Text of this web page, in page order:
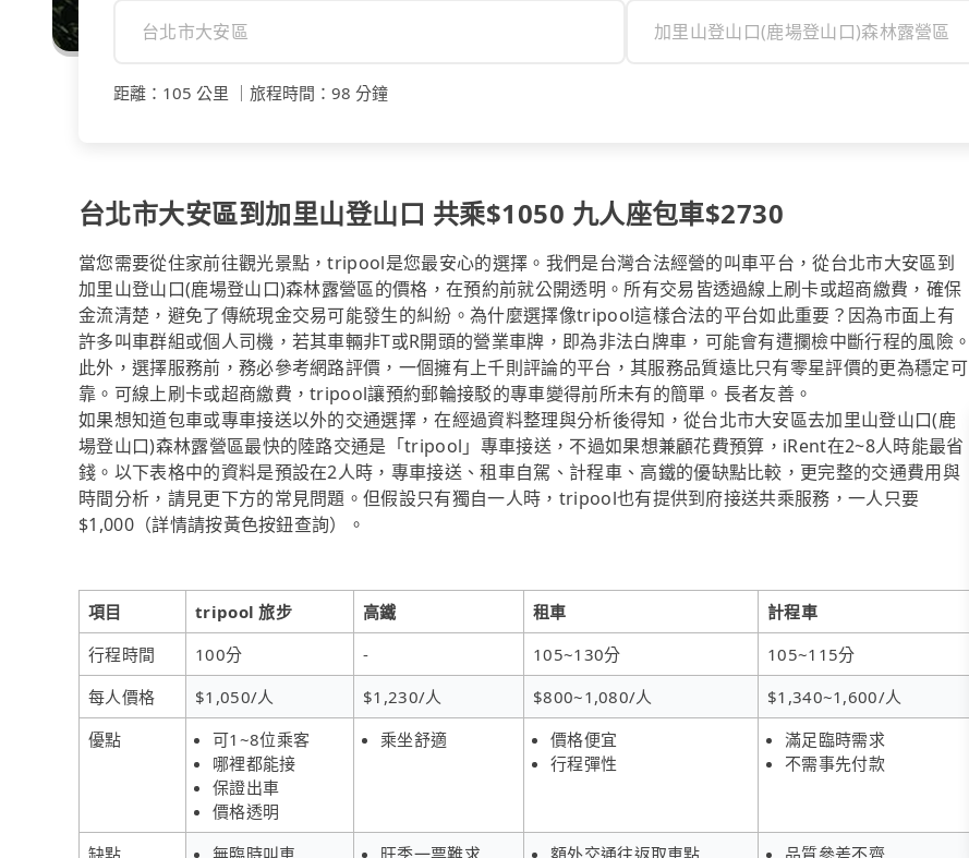
距離 ： 105 公里 旅程時間 ： 98 分鐘
台北市大安區到加里山登山口 共乘$1050 九人座包車$2730
當您需要從住家前往觀光景點，tripool是您最安心的選擇。我們是台灣合法經營的叫車平台，從台北市大安區到
加里山登山口(鹿場登山口)森林露營區的價格，在預約前就公開透明。所有交易皆透過線上刷卡或超商繳費，確保
金流清楚，避免了傳統現金交易可能發生的糾紛。為什麼選擇像tripool這樣合法的平台如此重要？因為市面上有
許多叫車群組或個人司機，若其車輛非T或R開頭的營業車牌，即為非法白牌車，可能會有遭攔檢中斷行程的風險。
此外，選擇服務前，務必參考網路評價，一個擁有上千則評論的平台，其服務品質遠比只有零星評價的更為穩定可
靠。可線上刷卡或超商繳費，tripool讓預約郵輪接駁的專車變得前所未有的簡單。長者友善。
如果想知道包車或專車接送以外的交通選擇，在經過資料整理與分析後得知，從台北市大安區去加里山登山口(鹿
場登山口)森林露營區最快的陸路交通是「tripool」專車接送，不過如果想兼顧花費預算，iRent在2~8人時能最省
錢。以下表格中的資料是預設在2人時，專車接送、租車自駕、計程車、高鐵的優缺點比較，更完整的交通費用與
時間分析，請見更下方的常見問題。但假設只有獨自一人時，tripool也有提供到府接送共乘服務，一人只要
$1,000（詳情請按黃色按鈕查詢）。
項目 tripool 旅步 高鐵 租車
計程車
行程時間
100分 - 105~130分
105~115分
每人價格
$1,050/人 $1,230/人 $800~1,080/人
$1,340~1,600/人
優點
可1~8位乘客
哪裡都能接
保證出車
價格透明
乘坐舒適
價格便宜
行程彈性
滿足臨時需求
不需事先付款
缺點
無臨時叫車
旺季一票難求
額外交通往返取車點
品質參差不齊